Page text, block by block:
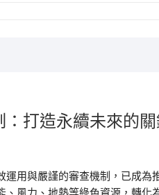
打造永續未來的
用與嚴謹的審查機制，已成為